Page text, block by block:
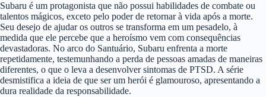
Subaru é um protagonista que não possui habilidades de combate ou
talentos mágicos, exceto pelo poder de retornar à vida após a morte.
Seu desejo de ajudar os outros se transforma em um pesadelo, à
medida que ele percebe que a heroísmo vem com consequências
devastadoras. No arco do Santuário, Subaru enfrenta a morte
repetidamente, testemunhando a perda de pessoas amadas de maneiras
diferentes, o que o leva a desenvolver sintomas de PTSD. A série
desmistifica a ideia de que ser um herói é glamouroso, apresentando a
dura realidade da responsabilidade.